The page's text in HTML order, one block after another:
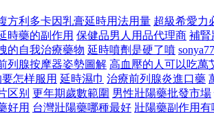
方利多卡因乳膏延時用法用量 超級希愛力
時藥的副作用 保健品男人用品代理商 補腎
的自我治療藥物 延時噴劑是硬了噴
列腺按摩器姿勢圖解 高血壓的人可以吃萬
怎样服用 延時濕巾 治療前列腺炎進口藥
区别 更年期歲數範圍 男性壯陽藥批發市場
好用 台灣壯陽藥哪種最好 壯陽藥副作用有